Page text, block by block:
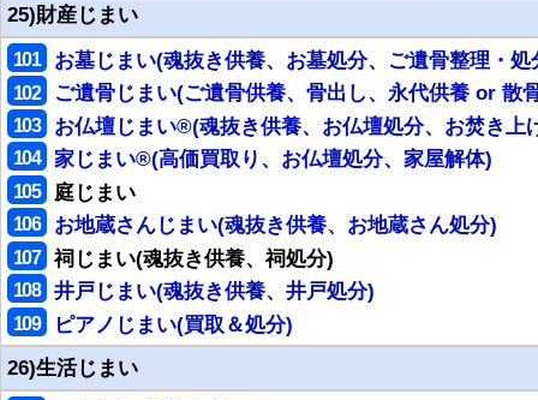
25)財産じまい
101 お墓じまい(魂抜き供養、お墓処分、ご遺骨整理・処
102 ご遺骨じまい(ご遺骨供養、骨出し、永代供養 or 散
103 お仏壇じまい®(魂抜き供養、お仏壇処分、お焚き上
104 家じまい®(高価買取り、お仏壇処分、家屋解体)
105 庭じまい
106 お地蔵さんじまい(魂抜き供養、お地蔵さん処分)
107 祠じまい(魂抜き供養、祠処分)
108 井戸じまい(魂抜き供養、井戸処分)
109
ピアノじまい(買取＆処分)
26)生活じまい